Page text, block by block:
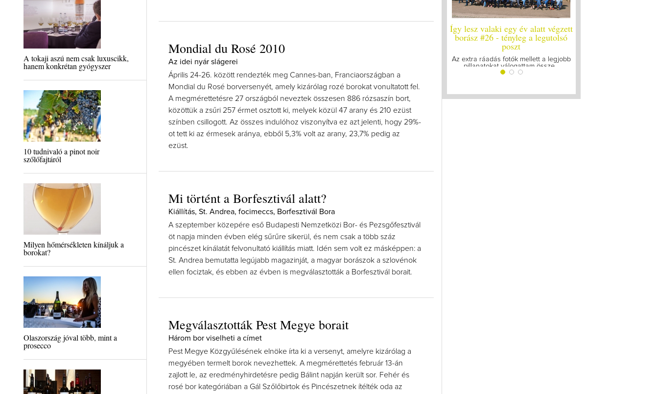
A tokaji aszú nem csak luxuscikk,
hanem konkrétan gyógyszer
10 tudnivaló a pinot noir
szőlőfajtáról
Milyen hőmérsékleten kínáljuk a
borokat?
Olaszország jóval több, mint a
prosecco
Mondial du Rosé 2010
Az idei nyár slágerei
Április 24-26. között rendezték meg Cannes-ban, Franciaországban a
Mondial du Rosé borversenyét, amely kizárólag rozé borokat vonultatott fel.
A megmérettetésre 27 országból neveztek összesen 886 rózsaszín bort,
közöttük a zsűri 257 érmet osztott ki, melyek közül 47 arany és 210 ezüst
színben csillogott. Az összes indulóhoz viszonyítva ez azt jelenti, hogy 29%-
ot tett ki az érmesek aránya, ebből 5,3% volt az arany, 23,7% pedig az
ezüst.
Mi történt a Borfesztivál alatt?
Kiállítás, St. Andrea, focimeccs, Borfesztivál Bora
A szeptember közepére eső Budapesti Nemzetközi Bor- és Pezsgőfesztivál
öt napja minden évben elég sűrűre sikerül, és nem csak a több száz
pincészet kínálatát felvonultató kiállítás miatt. Idén sem volt ez másképpen: a
St. Andrea bemutatta legújabb magazinját, a magyar borászok a szlovénok
ellen fociztak, és ebben az évben is megválasztották a Borfesztivál borait.
Megválasztották Pest Megye borait
Három bor viselheti a címet
Pest Megye Közgyűlésének elnöke írta ki a versenyt, amelyre kizárólag a
megyében termelt borok nevezhettek. A megmérettetés február 13-án
zajlott le, az eredményhirdetésre pedig Bálint napján került sor. Fehér és
rosé bor kategóriában a Gál Szőlőbirtok és Pincészetnek ítélték oda az
Így lesz valaki egy év alatt végzett
borász #26 - tényleg a legutolsó
poszt
Az extra ráadás fotók mellett a legjobb
pillanatokat válogattam össze...